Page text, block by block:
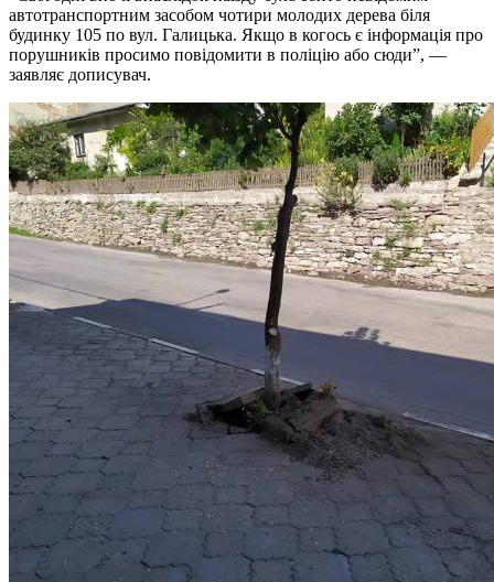
автотранспортним засобом чотири молодих дерева біля
будинку 105 по вул. Галицька. Якщо в когось є інформація про
порушників просимо повідомити в поліцію або сюди”, —
заявляє дописувач.